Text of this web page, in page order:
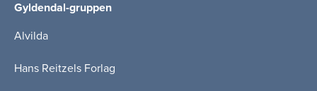
Gyldendal-gruppen
Alvilda
Hans Reitzels Forlag